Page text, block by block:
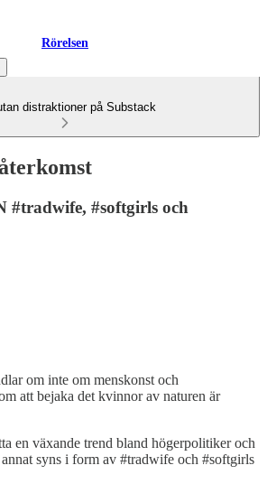
Rörelsen
distraktioner på Substack
#softgirls och
om inte om menskonst och
att bejaka det kvinnor av naturen är
en växande trend bland högerpolitiker och
syns i form av #tradwife och #softgirls